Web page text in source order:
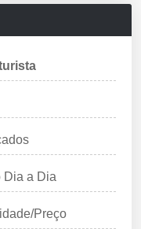
Dia a Dia
Preço